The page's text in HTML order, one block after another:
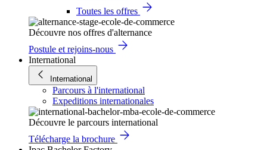
Toutes les offres
Découvre nos offres d'alternance
Postule et rejoins-nous
International
International
Parcours à l'international
Expeditions internationales
Découvre le parcours international
Télécharge la brochure